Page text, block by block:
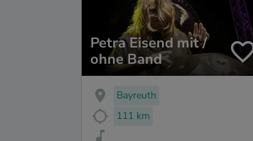
Petra Eisend mit /
ohne Band
Bayreuth
111 km